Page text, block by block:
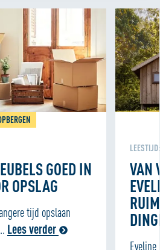
kunnen maken. We gebruiken
en advertenties te
voor social media te
over je gebruik van onze site
social media, adverteren en
onze website een
bieden. Voor meer
cookies gebruiken, bekijk onze
GOED IN
OPSLAG
tijd opslaan
Lees verder
VAN